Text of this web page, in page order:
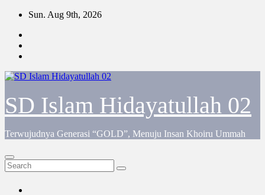
Skip
content
Sun. Aug 9th, 2026
SD Islam Hidayatullah 02
Terwujudnya Generasi “GOLD”, Menuju Insan Khoiru Ummah